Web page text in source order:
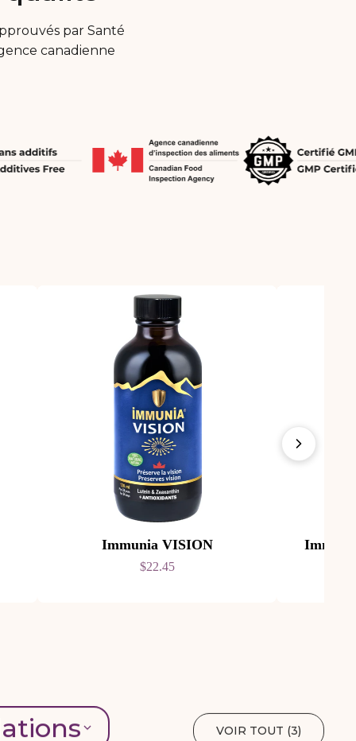
par Santé
canadienne
Immunia VISION
$22.45
VOIR TOUT (3)